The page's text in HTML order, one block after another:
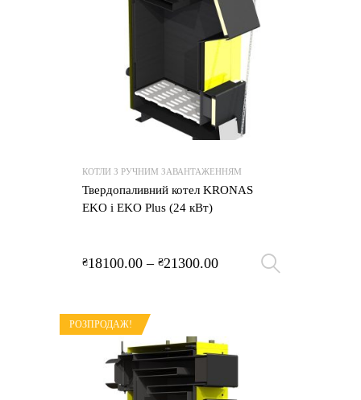
КОТЛИ З РУЧНИМ ЗАВАНТАЖЕННЯМ
Твердопаливний котел KRONAS
EKO і EKO Plus (24 кВт)
₴18100.00 – ₴21300.00
РОЗПРОДАЖ!